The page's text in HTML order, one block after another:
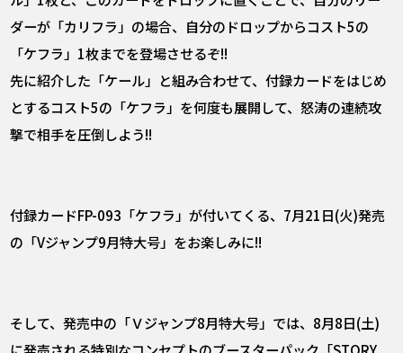
ダーが「カリフラ」の場合、自分のドロップからコスト5の
「ケフラ」1枚までを登場させるぞ!!
先に紹介した「ケール」と組み合わせて、付録カードをはじめ
とするコスト5の「ケフラ」を何度も展開して、怒涛の連続攻
撃で相手を圧倒しよう!!
付録カードFP-093「ケフラ」が付いてくる、7月21日(火)発売
の「Vジャンプ9月特大号」をお楽しみに!!
そして、発売中の「Ｖジャンプ8月特大号」では、8月8日(土)